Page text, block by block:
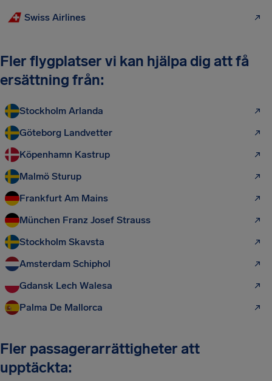
Swiss Airlines
Fler flygplatser vi kan hjälpa dig att få
ersättning från:
Stockholm Arlanda
Göteborg Landvetter
Köpenhamn Kastrup
Malmö Sturup
Frankfurt Am Mains
München Franz Josef Strauss
Stockholm Skavsta
Amsterdam Schiphol
Gdansk Lech Walesa
Palma De Mallorca
Fler passagerarrättigheter att
upptäckta: